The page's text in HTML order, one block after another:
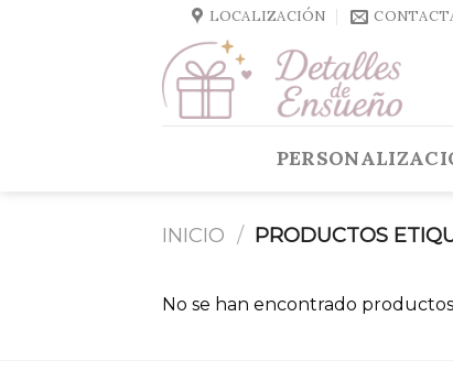
LOCALIZACIÓN
INICIO / PRODUCTOS
No se han encontrado